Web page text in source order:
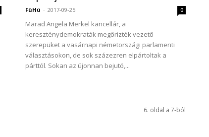
FüHü - 2017-09-25 0
Marad Angela Merkel kancellár, a
kereszténydemokraták megőrizték vezető
szerepüket a vasárnapi németországi parlamenti
választásokon, de sok százezren elpártoltak a
párttól. Sokan az újonnan bejutó,...
6. oldal a 7-ból